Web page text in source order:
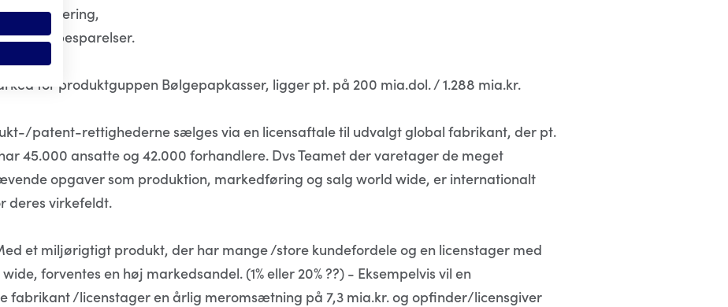
håndtering,
besparelser.
for produktguppen Bølgepapkasser, ligger pt. på 200 mia.dol. / 1.288 mia.kr.
patent-rettighederne sælges via en licensaftale til udvalgt global fabrikant, der pt.
45.000 ansatte og 42.000 forhandlere. Dvs Teamet der varetager de meget
opgaver som produktion, markedføring og salg world wide, er internationalt
deres virkefeldt.
et miljørigtigt produkt, der har mange /store kundefordele og en licenstager med
forventes en høj markedsandel. (1% eller 20% ??) - Eksempelvis vil en
fabrikant /licenstager en årlig meromsætning på 7,3 mia.kr. og opfinder/licensgiver